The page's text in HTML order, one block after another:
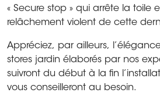
« Secure stop » qui arrête la toile
relâchement violent de cette
Appréciez, par ailleurs,
stores jardin élaborés par nos
suivront du début à la fin
vous conseilleront au besoin.